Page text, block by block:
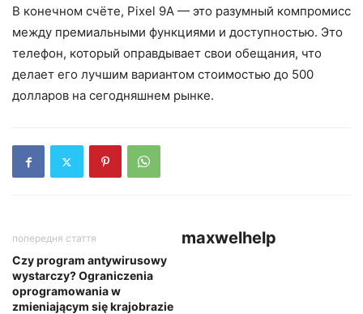
В конечном счёте, Pixel 9A — это разумный компромисс
между премиальными функциями и доступностью. Это
телефон, который оправдывает свои обещания, что
делает его лучшим вариантом стоимостью до 500
долларов на сегодняшнем рынке.
попередня стаття
Czy program antywirusowy
wystarczy? Ograniczenia
oprogramowania w
zmieniającym się krajobrazie
maxwelhelp